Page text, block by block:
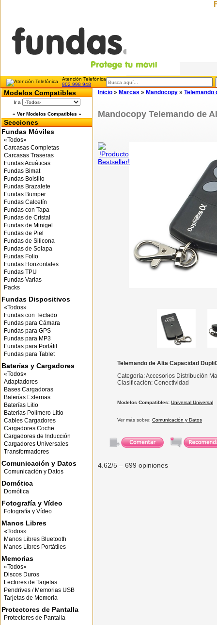
Atención Telefónica
902 998 948
Modelos Compatibles
Ir a
« Ver Modelos Compatibles »
Secciones
Fundas Móviles
«Todos»
Carcasas Completas
Carcasas Traseras
Fundas Acuáticas
Fundas Bimat
Fundas Bolsillo
Fundas Brazalete
Fundas Bumper
Fundas Calcetín
Fundas con Tapa
Fundas de Cristal
Fundas de Minigel
Fundas de Piel
Fundas de Silicona
Fundas de Solapa
Fundas Folio
Fundas Horizontales
Fundas TPU
Fundas Varias
Packs
Fundas Dispositivos
«Todos»
Fundas con Teclado
Fundas para Cámara
Fundas para GPS
Fundas para MP3
Fundas para Portátil
Fundas para Tablet
Baterías y Cargadores
«Todos»
Adaptadores
Bases Cargadoras
Baterías Externas
Baterías Litio
Baterías Polímero Litio
Cables Cargadores
Cargadores Coche
Cargadores de Inducción
Cargadores Universales
Transformadores
Comunicación y Datos
Comunicación y Datos
Domótica
Domótica
Fotografía y Vídeo
Fotografía y Vídeo
Manos Libres
«Todos»
Manos Libres Bluetooth
Manos Libres Portátiles
Memorias
«Todos»
Discos Duros
Lectores de Tarjetas
Pendrives / Memorias USB
Tarjetas de Memoria
Protectores de Pantalla
Protectores de Pantalla
Inicio » Marcas » Mandocopy » Telemando
Mandocopy Telemando de
Telemando de Alta Capacidad
Categoría: Accesorios Distribución
Clasificación: Conectividad
Modelos Compatibles: Universal Universal
Ver más sobre: Comunicación y Datos
4.62/5 – 699 opiniones